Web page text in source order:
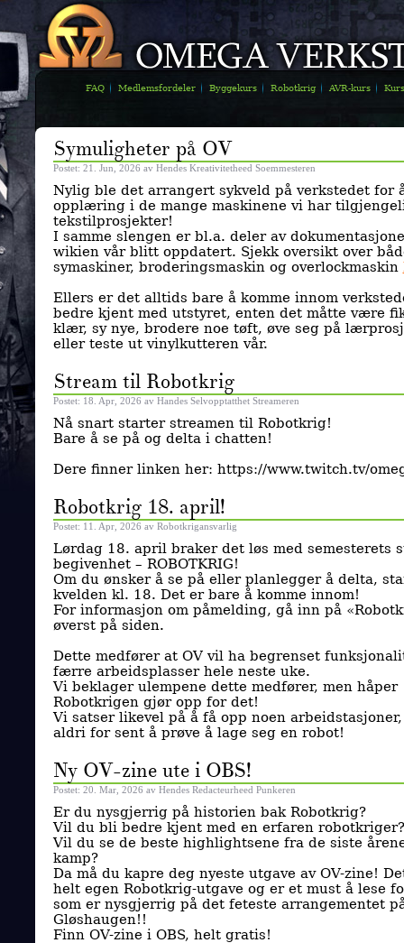
FAQ Medlemsfordeler Byggekurs Robotkrig AVR-kurs Kurs
Symuligheter på OV
Postet: 21. Jun, 2026 av Hendes Kreativitetheed Soemmesteren
Nylig ble det arrangert sykveld på verkstedet for
opplæring i de mange maskinene vi har
tekstilprosjekter!
I samme slengen er bl.a. deler av
wikien vår blitt oppdatert. Sjekk oversikt over
symaskiner, broderingsmaskin og overlockmaskin
Ellers er det alltids bare å komme innom
bedre kjent med utstyret, enten det måtte være
klær, sy nye, brodere noe tøft, øve seg på
eller teste ut vinylkutteren vår.
Stream til Robotkrig
Postet: 18. Apr, 2026 av Handes Selvopptatthet Streameren
Nå snart starter streamen til Robotkrig!
Bare å se på og delta i chatten!
Dere finner linken her: https://www.twitch.tv/
Robotkrig 18. april!
Postet: 11. Apr, 2026 av Robotkrigansvarlig
Lørdag 18. april braker det løs med semesterets
begivenhet – ROBOTKRIG!
Om du ønsker å se på eller planlegger å delta,
kvelden kl. 18. Det er bare å komme innom!
For informasjon om påmelding, gå inn på
øverst på siden.
Dette medfører at OV vil ha begrenset
færre arbeidsplasser hele neste uke.
Vi beklager ulempene dette medfører, men håper
Robotkrigen gjør opp for det!
Vi satser likevel på å få opp noen
aldri for sent å prøve å lage seg en robot!
Ny OV-zine ute i OBS!
Postet: 20. Mar, 2026 av Hendes Redacteurheed Punkeren
Er du nysgjerrig på historien bak Robotkrig?
Vil du bli bedre kjent med en erfaren robotkriger?
Vil du se de beste highlightsene fra de siste
kamp?
Da må du kapre deg nyeste utgave av OV-zine!
helt egen Robotkrig-utgave og er et must å lese
som er nysgjerrig på det feteste arrangementet
Gløshaugen!!
Finn OV-zine i OBS, helt gratis!